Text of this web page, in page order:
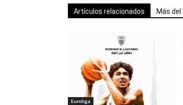
Artículos relacionados Más
Euroliga